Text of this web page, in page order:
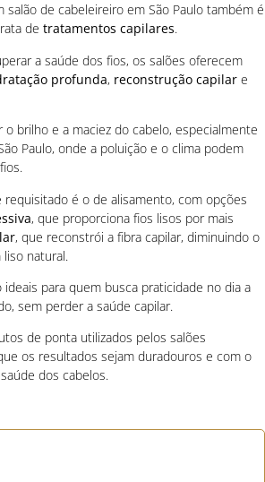
salão de cabeleireiro em São Paulo também é
de tratamentos capilares.
a saúde dos fios, os salões oferecem
profunda, reconstrução capilar e
o brilho e a maciez do cabelo, especialmente
Paulo, onde a poluição e o clima podem
é o de alisamento, com opções
, que proporciona fios lisos por mais
, que reconstrói a fibra capilar, diminuindo o
natural.
para quem busca praticidade no dia a
sem perder a saúde capilar.
de ponta utilizados pelos salões
os resultados sejam duradouros e com o
dos cabelos.